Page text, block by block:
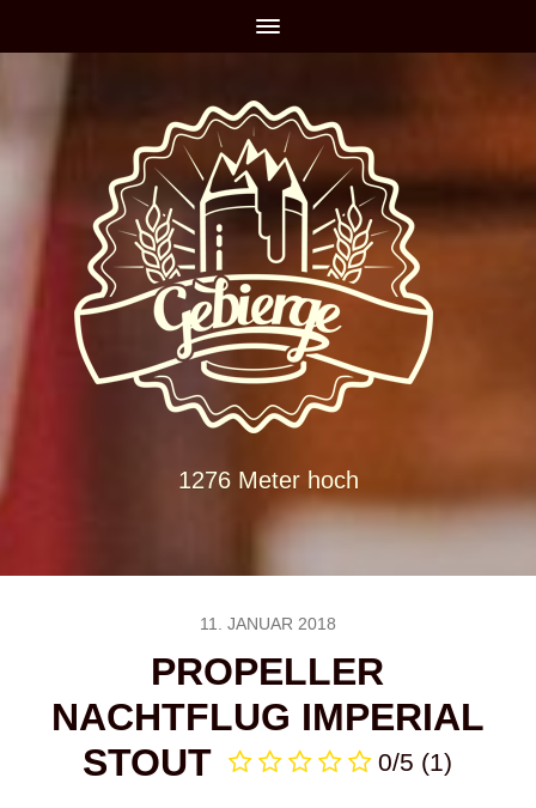
1276 Meter hoch
11. JANUAR 2018
PROPELLER
NACHTFLUG IMPERIAL
STOUT
0/5 (1)